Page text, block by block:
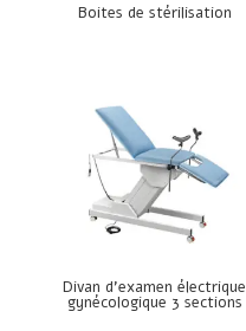
Boites de stérilisation
Divan d’examen électrique
gynécologique 3 sections